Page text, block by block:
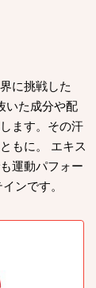
に挑戦した
いた成分や配
ます。その汗
もに。 エキス
運動パフォー
ンです。